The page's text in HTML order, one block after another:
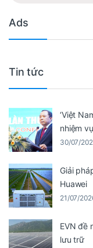
Ads
Tin tức
‘Việt
nhiệm
30/07/
Giải
Huawei
21/07/
EVN đề
lưu trữ